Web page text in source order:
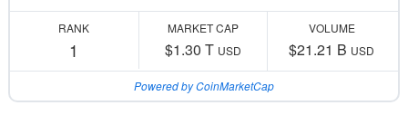
RANK
1
MARKET CAP
$1.30 T USD
VOLUME
$21.21 B USD
Powered by CoinMarketCap